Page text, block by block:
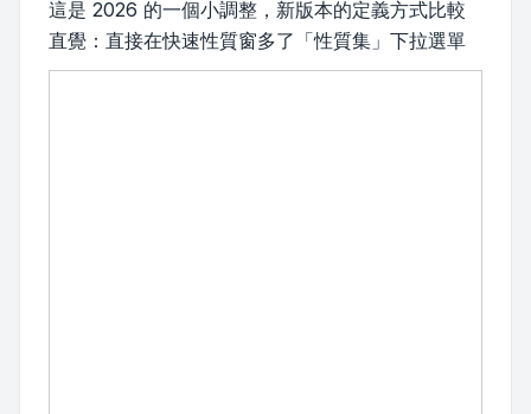
這是 2026 的一個小調整，新版本的定義方式比較
直覺：直接在快速性質窗多了「性質集」下拉選單